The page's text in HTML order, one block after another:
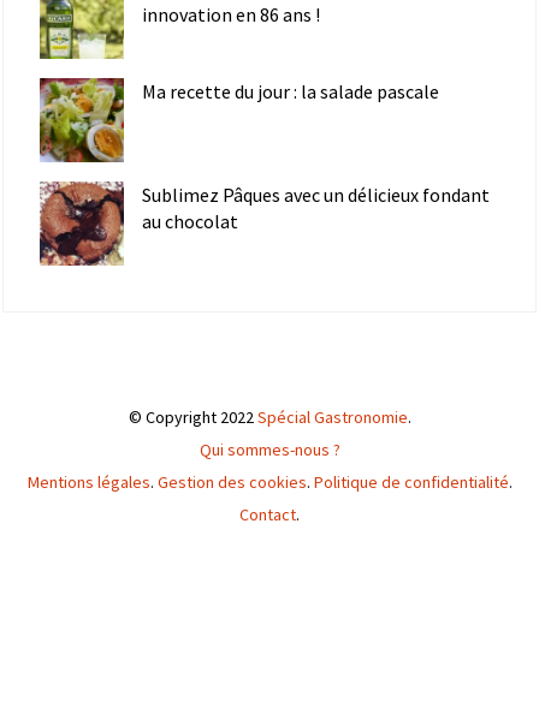
innovation en 86 ans !
Ma recette du jour : la salade pascale
Sublimez Pâques avec un délicieux fondant
au chocolat
© Copyright 2022Spécial Gastronomie.
Qui sommes-nous ?
Mentions légales. Gestion des cookies. Politique de confidentialité.
Contact.